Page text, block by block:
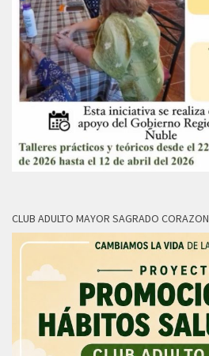
CLUB ADULTO MAYOR SAGRADO CORAZON